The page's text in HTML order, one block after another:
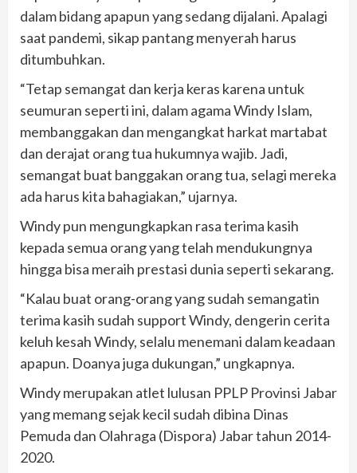
dalam bidang apapun yang sedang dijalani. Apalagi
saat pandemi, sikap pantang menyerah harus
ditumbuhkan.
“Tetap semangat dan kerja keras karena untuk
seumuran seperti ini, dalam agama Windy Islam,
membanggakan dan mengangkat harkat martabat
dan derajat orang tua hukumnya wajib. Jadi,
semangat buat banggakan orang tua, selagi mereka
ada harus kita bahagiakan,” ujarnya.
Windy pun mengungkapkan rasa terima kasih
kepada semua orang yang telah mendukungnya
hingga bisa meraih prestasi dunia seperti sekarang.
“Kalau buat orang-orang yang sudah semangatin
terima kasih sudah support Windy, dengerin cerita
keluh kesah Windy, selalu menemani dalam keadaan
apapun. Doanya juga dukungan,” ungkapnya.
Windy merupakan atlet lulusan PPLP Provinsi Jabar
yang memang sejak kecil sudah dibina Dinas
Pemuda dan Olahraga (Dispora) Jabar tahun 2014-
2020.